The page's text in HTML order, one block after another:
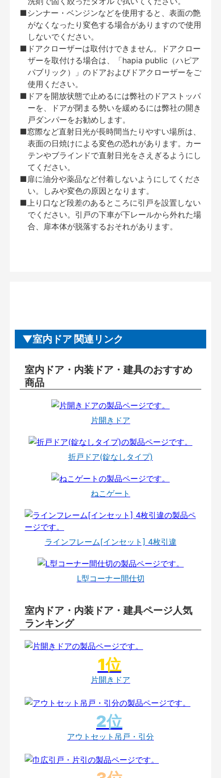
■シンナー・ベンジンなどを使用すると、表面の艶
がなくなったり変色する場合がありますので使用
しないでください。
■ドアクローザーは取付けできません。ドアクロー
ザーを取付ける場合は、「hapia public（ハピア
パブリック）」のドアおよびドアクローザーをご
使用ください。
■ドアを開放状態で止めるには弊社のドアストッパ
ーを、ドアが閉まる勢いを緩めるには弊社の開き
戸ダンパーをお勧めします。
■窓際など直射日光が長時間当たりやすい場所は、
表面の日焼けによる変色の恐れがあります。カー
テンやブラインドで直射日光をさえぎるようにし
てください。
■扉に油分や薬品など付着しないようにしてくださ
い。しみや変色の原因となります。
■上り口など段差のあるところに引戸を設置しない
でください。引戸の下車が下レールから外れた場
合、扉本体が脱落するおそれがあります。
室内ドア 関連リンク
室内ドア・内装ドア・建具のおすすめ
商品
片開きドア
折戸ドア(錠なしタイプ)
ねこゲート
ラインフレーム[インセット] 4枚引違
L型コーナー間仕切
室内ドア・内装ドア・建具ページ人気
ランキング
片開きドア
アウトセット吊戸・引分